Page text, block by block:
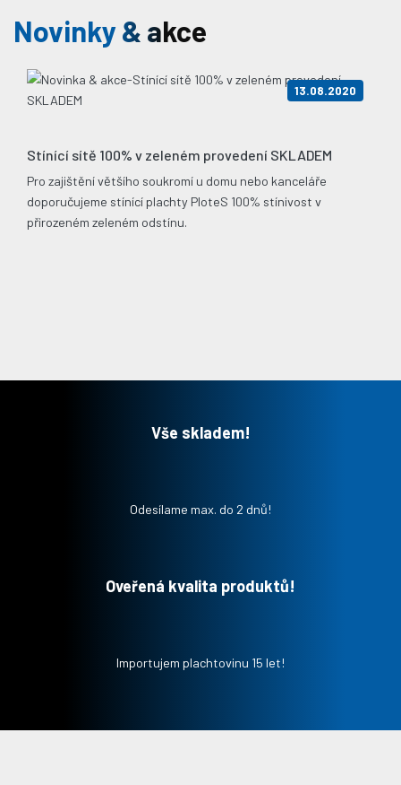
Novinky & akce
13.08.2020
Stínící sítě 100% v zeleném provedení SKLADEM
Pro zajištění většího soukromí u domu nebo kanceláře
doporučujeme stínící plachty PloteS 100% stínivost v
přirozeném zeleném odstínu.
Vše skladem!
Odesílame max. do 2 dnů!
Oveřená kvalita produktů!
Importujem plachtovinu 15 let!